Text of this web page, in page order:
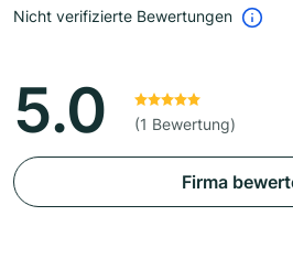
Nicht verifizierte Bewertungen
5.0 (1 Bewertung)
Firma